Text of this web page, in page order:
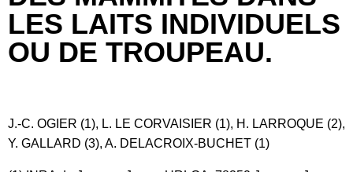
LES LAITS INDIVIDUELS
OU DE TROUPEAU.
J.-C. OGIER (1), L. LE CORVAISIER (1), H. LARROQUE (2),
Y. GALLARD (3), A. DELACROIX-BUCHET (1)